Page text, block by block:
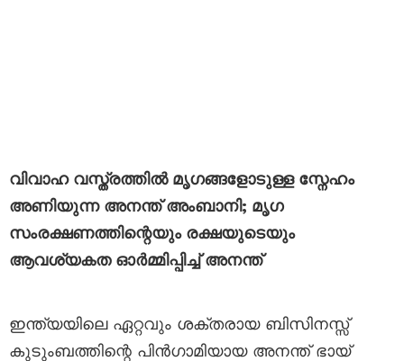
വിവാഹ വസ്ത്രത്തിൽ മൃഗങ്ങളോടുള്ള സ്നേഹം
അണിയുന്ന അനന്ത് അംബാനി; മൃഗ
സംരക്ഷണത്തിന്റെയും രക്ഷയുടെയും
ആവശ്യകത ഓർമ്മിപ്പിച്ച് അനന്ത്
ഇന്ത്യയിലെ ഏറ്റവും ശക്തരായ ബിസിനസ്സ്
കുടുംബത്തിന്റെ പിൻഗാമിയായ അനന്ത് ഭായ്